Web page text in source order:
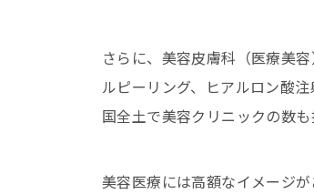
さらに、美容皮膚科（医療美
ルピーリング、ヒアルロン酸
国全土で美容クリニックの数も
美容医療には高額なイメージ